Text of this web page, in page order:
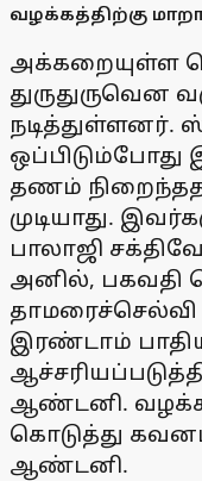
வழக்கத்திற்கு
அக்கறையுள்ள
துருதுருவென
நடித்துள்ளனர்.
ஒப்பிடும்போது
தணம்
முடியாது.
பாலாஜி
அனில், பகவதி
இரண்டாம்
ஆண்டனி.
கொடுத்து
ஆண்டனி.